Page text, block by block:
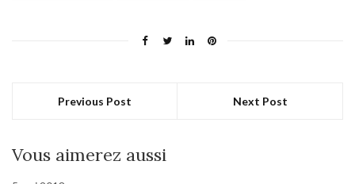
Previous Post Next Post
Vous aimerez aussi